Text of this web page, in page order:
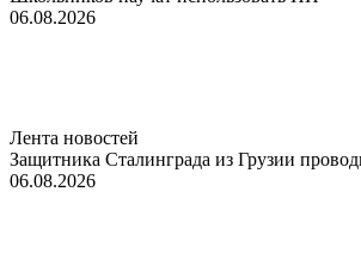
06.08.2026
Лента новостей
Защитника Сталинграда из Грузии
06.08.2026